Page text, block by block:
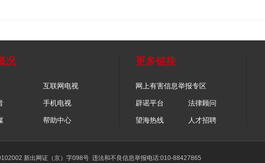
况
互联网电视
手机电视
帮助中心
更多链接
网上有害信息举报专区
辟谣平台 法律顾问
望海热线 人才招聘
新出网证（京）字098号 违法和不良信息举报电话:010-88427865